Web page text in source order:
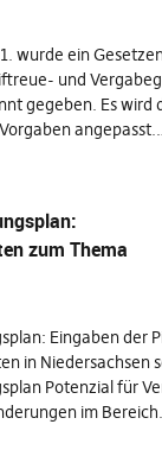
wurde ein
und
gegeben. Es wird
zum Thema
Eingaben der
in Niedersachsen
Potenzial für
im